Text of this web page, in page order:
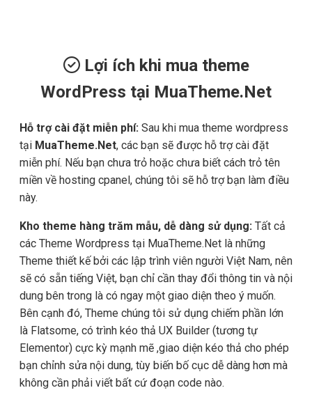
Lợi ích khi mua theme
WordPress tại MuaTheme.Net
Hỗ trợ cài đặt miễn phí: Sau khi mua theme wordpress
tại MuaTheme.Net, các bạn sẽ được hỗ trợ cài đặt
miễn phí. Nếu bạn chưa trỏ hoặc chưa biết cách trỏ tên
miền về hosting cpanel, chúng tôi sẽ hỗ trợ bạn làm điều
này.
Kho theme hàng trăm mẫu, dễ dàng sử dụng: Tất cả
các Theme Wordpress tại MuaTheme.Net là những
Theme thiết kế bởi các lập trình viên người Việt Nam, nên
sẽ có sẵn tiếng Việt, bạn chỉ cần thay đổi thông tin và nội
dung bên trong là có ngay một giao diện theo ý muốn.
Bên cạnh đó, Theme chúng tôi sử dụng chiếm phần lớn
là Flatsome, có trình kéo thả UX Builder (tương tự
Elementor) cực kỳ mạnh mẽ ,giao diện kéo thả cho phép
bạn chỉnh sửa nội dung, tùy biến bố cục dễ dàng hơn mà
không cần phải viết bất cứ đoạn code nào.